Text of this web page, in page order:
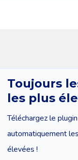
Toujours
les plus
Téléchargez le
automatiquement
élevées !
de nous